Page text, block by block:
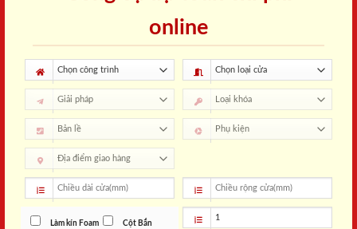
online
Làm kín Foam
Cột Bắn